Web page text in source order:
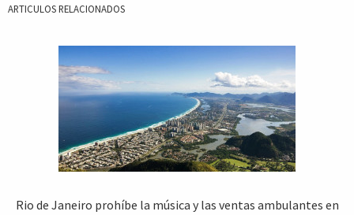
ARTICULOS RELACIONADOS
Rio de Janeiro prohíbe la música y las ventas ambulantes en